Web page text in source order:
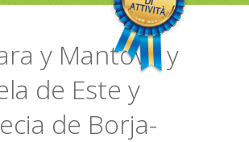
y Mantova y
de Este y
de Borja-